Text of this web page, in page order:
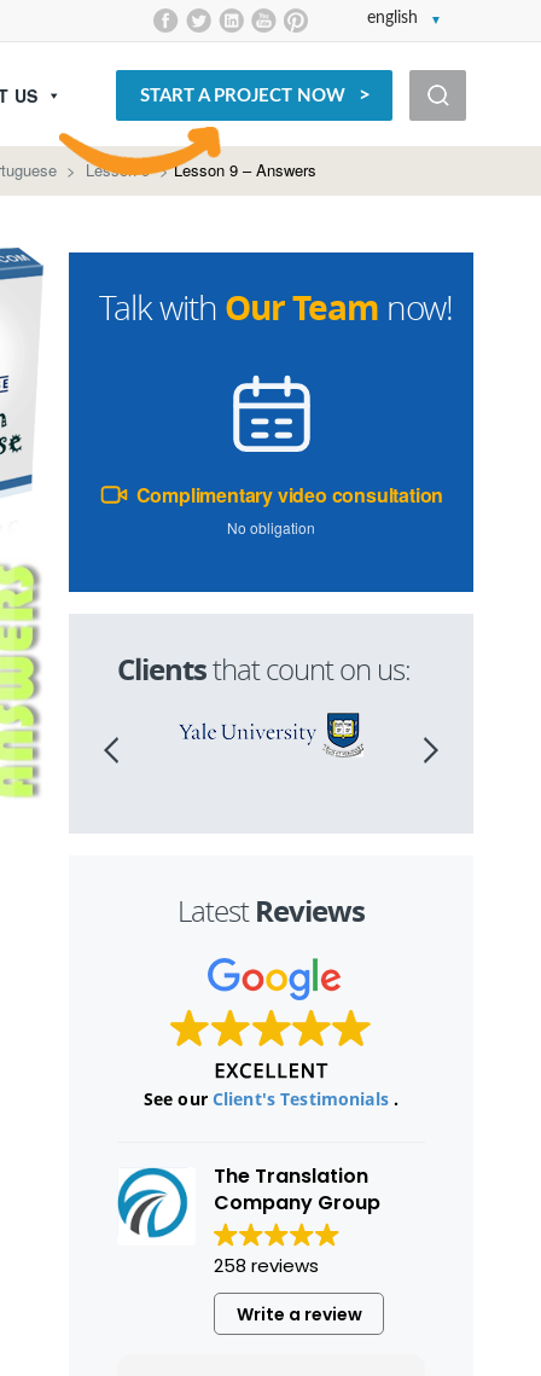
english
US START A PROJECT NOW
> Lesson 9 >Lesson 9 – Answers
Talk with Our Team now!
Complimentary video consultation
No obligation
Clientsthat count on us:
LatestReviews
See our Client's Testimonials.
The Translation
Company Group
258 reviews
Write a review